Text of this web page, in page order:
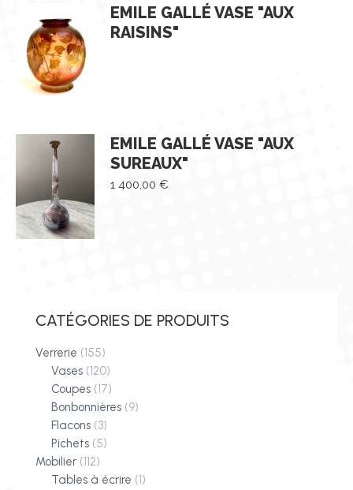
EMILE GALLÉ VASE "AUX
RAISINS"
EMILE GALLÉ VASE "AUX
SUREAUX"
1 400,00 €
CATÉGORIES DE PRODUITS
Verrerie (155)
Vases (120)
Coupes (17)
Bonbonnières (9)
Flacons (3)
Pichets (5)
Mobilier (112)
Tables à écrire (1)